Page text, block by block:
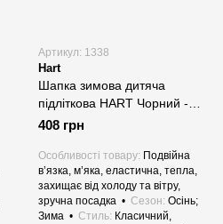
Артикул: 1338
Hart
Шапка зимова дитяча
підліткова HART Чорний -
тепла в’язана подвійна для
408 грн
Особливості товару Подвійна
в’язка, м’яка, еластична, тепла,
захищає від холоду та вітру,
зручна посадка
Сезон Осінь;
Зима
Стиль Класичний,